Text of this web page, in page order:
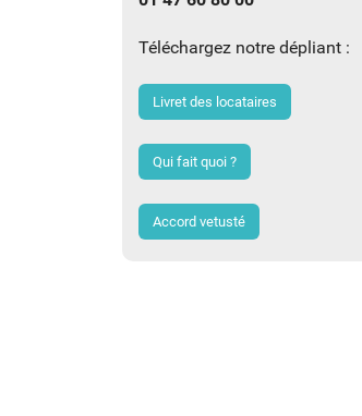
Téléchargez notre dépliant :
Livret des locataires
Qui fait quoi ?
Accord vetusté